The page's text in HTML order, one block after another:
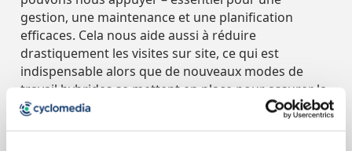
gestion, une maintenance et une planification
efficaces. Cela nous aide aussi à réduire
drastiquement les visites sur site, ce qui est
indispensable alors que de nouveaux modes de
travail hybrides se mettent en place pour assurer la
sécurité des collaborateurs et du public dans le